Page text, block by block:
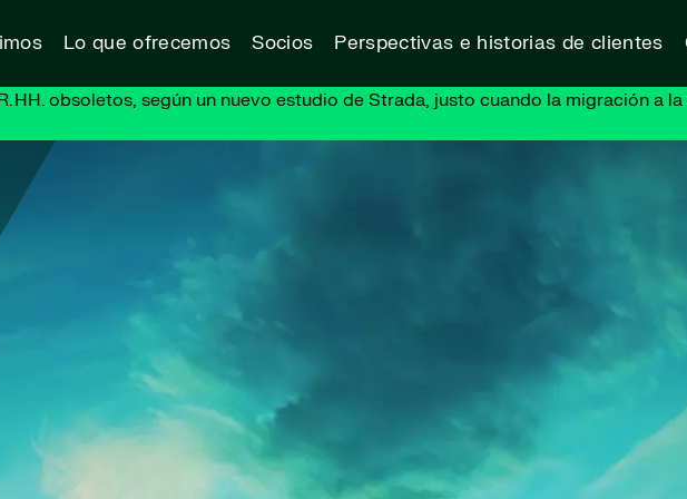
Lo que ofrecemos Socios Perspectivas e historias de clientes
HH. obsoletos, según un nuevo estudio de Strada, justo cuando la migración a